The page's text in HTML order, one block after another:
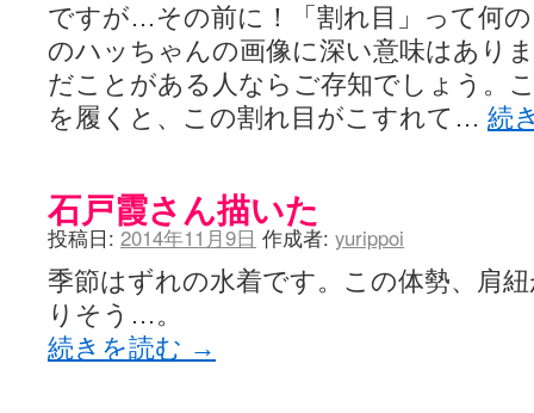
ですが…その前に！「割れ目」って何
のハッちゃんの画像に深い意味はあり
だことがある人ならご存知でしょう。
を履くと、この割れ目がこすれて… 続
石戸霞さん描いた
投稿日: 2014年11月9日 作成者: yurippoi
季節はずれの水着です。この体勢、肩
りそう…。
続きを読む →